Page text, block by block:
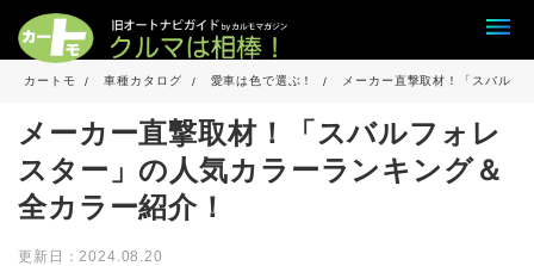
カートモ 車種カタログ 愛車は色で選ぶ！ メーカー直撃取材！「スバルフ
メーカー直撃取材！「スバルフォレ
スター」の人気カラーランキング＆
全カラー紹介！
更新日：2024.08.20